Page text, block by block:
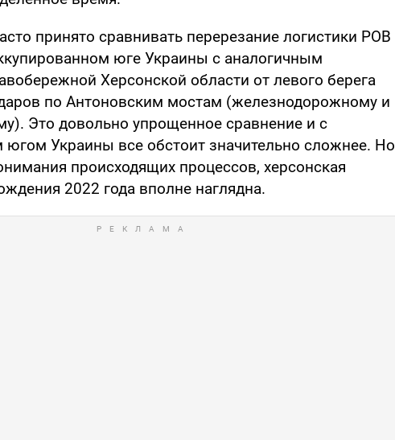
принято сравнивать перерезание логистики РОВ
юге Украины с аналогичным
Херсонской области от левого берега
по Антоновским мостам (железнодорожному и
Это довольно упрощенное сравнение и с
Украины все обстоит значительно сложнее. Но
происходящих процессов, херсонская
2022 года вполне наглядна.